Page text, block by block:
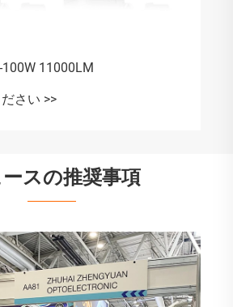
11000LM
さい >>
スの推奨事項